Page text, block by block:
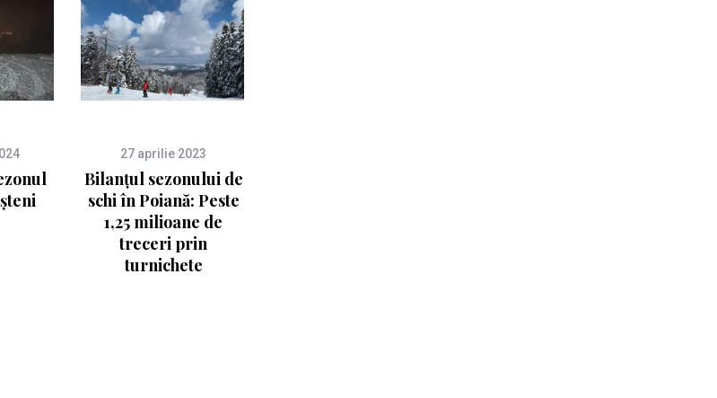
27 aprilie 2023
Bilanțul sezonului de
schi în Poiană: Peste
1,25 milioane de
treceri prin
turnichete